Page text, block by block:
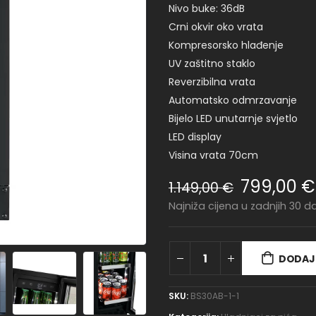
Nivo buke: 36dB
Crni okvir oko vrata
Kompresorsko hlađenje
UV zaštitno staklo
Reverzibilna vrata
Automatsko odmrzavanje
Bijelo LED unutarnje svjetlo
LED display
Visina vrata 70cm
1.149,00€ 799,00 €
Najniža cijena u zadnjih 30
DODAJ
SKU: BS30AB-1-1